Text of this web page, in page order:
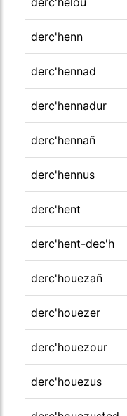
derc'henn
derc'hennad
derc'hennadur
derc'hennañ
derc'hennus
derc'hent
derc'hent-dec'h
derc'houezañ
derc'houezer
derc'houezour
derc'houezus